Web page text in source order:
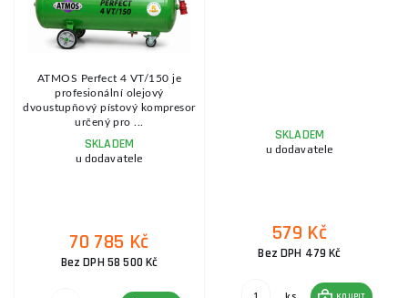
ATMOS Perfect 4 VT/150 je
profesionální olejový
dvoustupňový pístový kompresor
určený pro ...
SKLADEM
u dodavatele
70 785 Kč
Bez DPH 58 500 Kč
SKLADEM
u dodavatele
579 Kč
Bez DPH 479 Kč